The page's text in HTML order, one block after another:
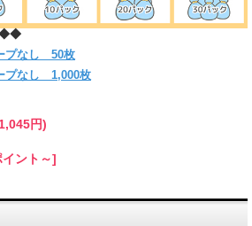
◆◆
プなし 50枚
プなし 1,000枚
円)
ント～]